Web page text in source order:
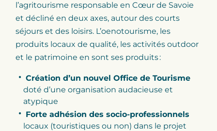
l’agritourisme responsable en Cœur de Savoie
et décliné en deux axes, autour des courts
séjours et des loisirs. L’oenotourisme, les
produits locaux de qualité, les activités outdoor
et le patrimoine en sont ses produits :
Création d’un nouvel Office de Tourisme
doté d’une organisation audacieuse et
atypique
Forte adhésion des socio-professionnels
locaux (touristiques ou non) dans le projet